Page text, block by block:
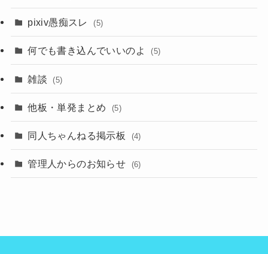
pixiv愚痴スレ (5)
何でも書き込んでいいのよ (5)
雑談 (5)
他板・単発まとめ (5)
同人ちゃんねる掲示板 (4)
管理人からのお知らせ (6)